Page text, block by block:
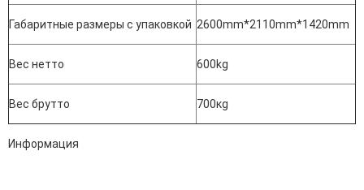
Габаритные размеры с упаковкой 2600mm*2110mm*1420mm
Вес нетто 600kg
Вес брутто 700кg
Информация